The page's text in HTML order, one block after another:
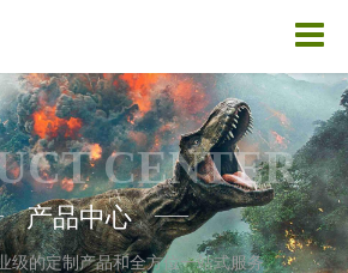
CENTER
产品中心 ——
级的定制产品和全方位一站式服务